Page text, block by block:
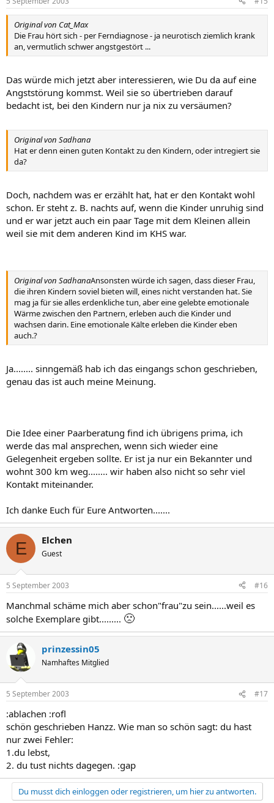
Original von Cat_Max
Die Frau hört sich - per Ferndiagnose - ja neurotisch ziemlich krank
an, vermutlich schwer angstgestört ...
Das würde mich jetzt aber interessieren, wie Du da auf eine
Angststörung kommst. Weil sie so übertrieben darauf
bedacht ist, bei den Kindern nur ja nix zu versäumen?
Original von Sadhana
Hat er denn einen guten Kontakt zu den Kindern, oder intregiert sie
da?
Doch, nachdem was er erzählt hat, hat er den Kontakt wohl
schon. Er steht z. B. nachts auf, wenn die Kinder unruhig sind
und er war jetzt auch ein paar Tage mit dem Kleinen allein
weil sie mit dem anderen Kind im KHS war.
Original von SadhanaAnsonsten würde ich sagen, dass dieser Frau,
die ihren Kindern soviel bieten will, eines nicht verstanden hat. Sie
mag ja für sie alles erdenkliche tun, aber eine gelebte emotionale
Wärme zwischen den Partnern, erleben auch die Kinder und
wachsen darin. Eine emotionale Kälte erleben die Kinder eben
auch.?
Ja........ sinngemäß hab ich das eingangs schon geschrieben,
genau das ist auch meine Meinung.
Die Idee einer Paarberatung find ich übrigens prima, ich
werde das mal ansprechen, wenn sich wieder eine
Gelegenheit ergeben sollte. Er ist ja nur ein Bekannter und
wohnt 300 km weg........ wir haben also nicht so sehr viel
Kontakt miteinander.
Ich danke Euch für Eure Antworten.......
E Elchen
Guest
5 September 2003 #16
Manchmal schäme mich aber schon"frau"zu sein......weil es
solche Exemplare gibt......... 🙁
prinzessin05
Namhaftes Mitglied
5 September 2003 #17
:ablachen :rofl
schön geschrieben Hanzz. Wie man so schön sagt: du hast
nur zwei Fehler:
1.du lebst,
2. du tust nichts dagegen. :gap
Du musst dich einloggen oder registrieren, um hier zu antworten.